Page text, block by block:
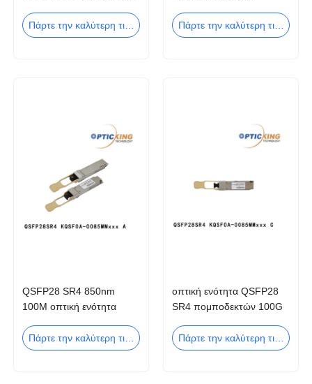
Πάρτε την καλύτερη τιμή
QSFP28 LR4 4
Πάρτε την καλύτερη τιμή
QSFP28 SR4 850nm
100M οπτική ενότητα
κέντρο δεδομένων
Ethernet
Πάρτε την καλύτερη τιμή
οπτική ενότητα QSFP28
SR4 πομποδεκτών 100G
Πάρτε την καλύτερη τιμή